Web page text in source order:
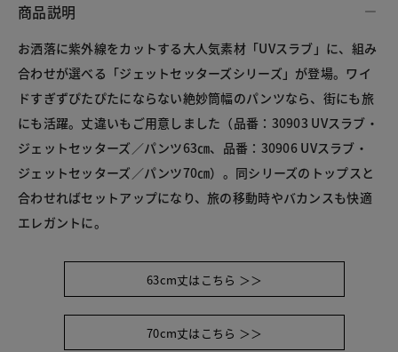
商品説明
お洒落に紫外線をカットする大人気素材「UVスラブ」に、組み
合わせが選べる「ジェットセッターズシリーズ」が登場。ワイ
ドすぎずぴたぴたにならない絶妙筒幅のパンツなら、街にも旅
にも活躍。丈違いもご用意しました（品番：30903 UVスラブ・
ジェットセッターズ／パンツ63㎝、品番：30906 UVスラブ・
ジェットセッターズ／パンツ70㎝）。同シリーズのトップスと
合わせればセットアップになり、旅の移動時やバカンスも快適
エレガントに。
63cm丈はこちら ＞＞
70cm丈はこちら ＞＞